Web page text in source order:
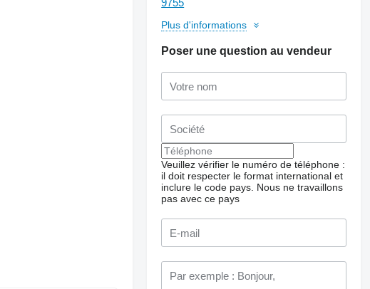
9755
Plus d'informations
Poser une question au vendeur
Veuillez vérifier le numéro de téléphone :
il doit respecter le format international et
inclure le code pays. Nous ne travaillons
pas avec ce pays